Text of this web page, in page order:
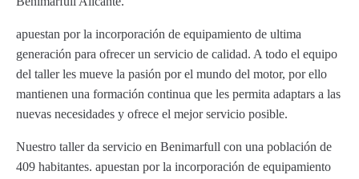
apuestan por la incorporación de equipamiento de ultima
generación para ofrecer un servicio de calidad. A todo el equipo
del taller les mueve la pasión por el mundo del motor, por ello
mantienen una formación continua que les permita adaptars a las
nuevas necesidades y ofrece el mejor servicio posible.
Nuestro taller da servicio en Benimarfull con una población de
409 habitantes. apuestan por la incorporación de equipamiento